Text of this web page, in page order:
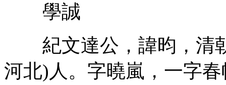
學誠
紀文達公，諱昀，清
河北)人。字曉嵐，一字